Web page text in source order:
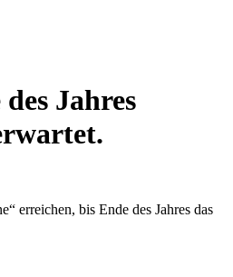
Jahres
erreichen, bis Ende des Jahres das